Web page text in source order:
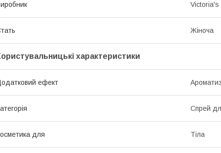
Victoria's
Жіноча
характеристики
ефект
Спрей
для Тіла